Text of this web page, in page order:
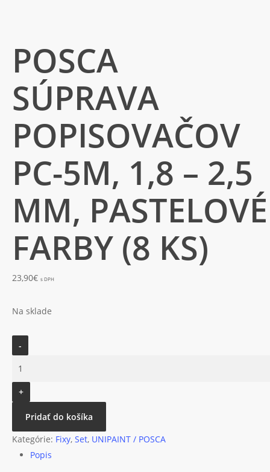
POSCA
SÚPRAVA
POPISOVAČOV
PC-5M, 1,8 – 2,5
MM, PASTELOVÉ
FARBY (8 KS)
23,90€ s DPH
Na sklade
Posca
PC-
5M,
1,8
Pridať do košíka
Kategórie: Fixy, Set, UNIPAINT / POSCA
Popis